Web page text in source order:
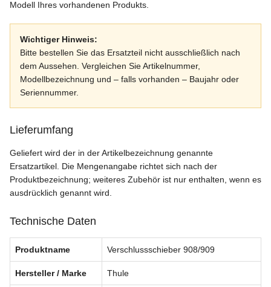
Modell Ihres vorhandenen Produkts.
Wichtiger Hinweis:
Bitte bestellen Sie das Ersatzteil nicht ausschließlich nach
dem Aussehen. Vergleichen Sie Artikelnummer,
Modellbezeichnung und – falls vorhanden – Baujahr oder
Seriennummer.
Lieferumfang
Geliefert wird der in der Artikelbezeichnung genannte
Ersatzartikel. Die Mengenangabe richtet sich nach der
Produktbezeichnung; weiteres Zubehör ist nur enthalten, wenn es
ausdrücklich genannt wird.
Technische Daten
Produktname Verschlussschieber 908/909
Hersteller / Marke Thule